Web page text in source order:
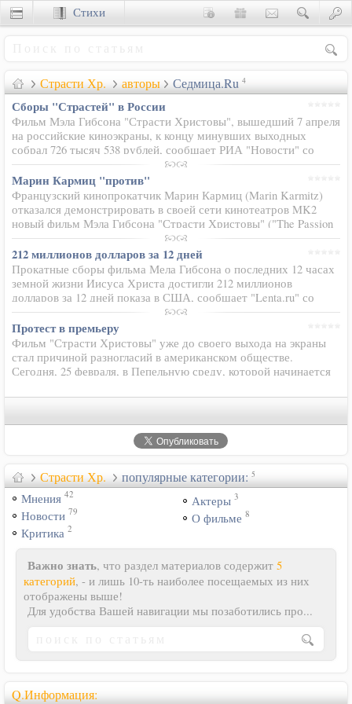
Страсти Хр. авторы Седмица.Ru 4
Сборы "Страстей" в России
Фильм Мэла Гибсона "Страсти Христовы", вышедший 7 апреля
на российские киноэкраны, к концу минувших выходных
собрал 726 тысяч 538 рублей, сообщает РИА "Новости" со
ссылкой на организаторов проката. Мировая премьера…
Марин Кармиц "против"
Французский кинопрокатчик Марин Кармиц (Marin Karmitz)
отказался демонстрировать в своей сети кинотеатров MK2
новый фильм Мэла Гибсона "Страсти Христовы" ("The Passion
of the Christ"). По его мнению, фильм является…
212 миллионов долларов за 12 дней
Прокатные сборы фильма Мела Гибсона о последних 12 часах
земной жизни Иисуса Христа достигли 212 миллионов
долларов за 12 дней показа в США, сообщает "Lenta.ru" со
ссылкой на CNN. За второй уикенд проката фильм "Страсти…
Протест в премьеру
Фильм "Страсти Христовы" уже до своего выхода на экраны
стал причиной разногласий в американском обществе.
Сегодня, 25 февраля, в Пепельную среду, которой начинается
"Страсти…
Страсти Хр. популярные категории: 5
Мнения 42
Новости 79
Критика 2
Актеры 3
О фильме 8
Важно знать, что раздел материалов содержит 5
категорий, - и лишь 10-ть наиболее посещаемых из них
отображены выше!
Для удобства Вашей навигации мы позаботились про...
Q.Информация:
Стихи